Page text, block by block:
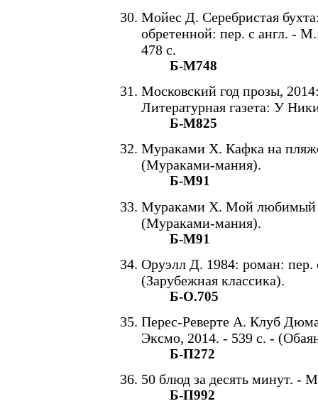
Мойес Д. Серебристая
обретенной: пер. с англ. -
478 с.
Б-М748
Московский год прозы,
Литературная газета: У
Б-М825
Мураками Х. Кафка на
(Мураками-мания).
Б-М91
Мураками Х. Мой любимый
(Мураками-мания).
Б-М91
Оруэлл Д. 1984: роман:
(Зарубежная классика).
Б-О.705
Перес-Реверте А. Клуб
Эксмо, 2014. - 539 с. -
Б-П272
50 блюд за десять минут. -
Б-П992